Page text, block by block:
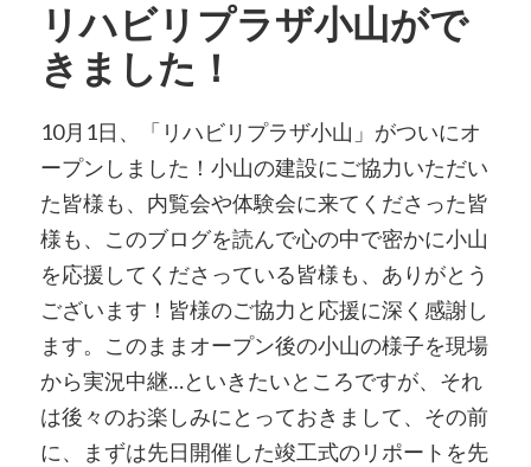
リハビリプラザ小山がで
きました！
10月1日、「リハビリプラザ小山」がついにオ
ープンしました！小山の建設にご協力いただい
た皆様も、内覧会や体験会に来てくださった皆
様も、このブログを読んで心の中で密かに小山
を応援してくださっている皆様も、ありがとう
ございます！皆様のご協力と応援に深く感謝し
ます。このままオープン後の小山の様子を現場
から実況中継…といきたいところですが、それ
は後々のお楽しみにとっておきまして、その前
に、まずは先日開催した竣工式のリポートを先